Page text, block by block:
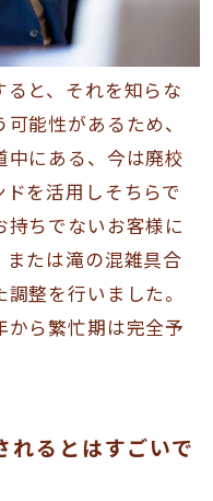
と、それを知らな
能性があるため、
にある、今は廃校
を活用しそちらで
ちでないお客様に
たは滝の混雑具合
整を行いました。
ら繁忙期は完全予
れるとはすごいで